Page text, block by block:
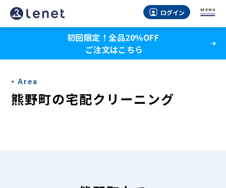
熊
野
の
宅
配
ログイン MENU
初回限定！全品20％OFF
ご注文はこちら
Area
熊野町の宅配クリーニング